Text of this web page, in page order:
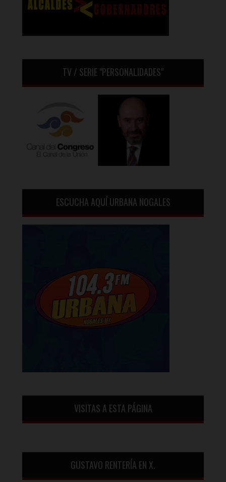
TV / SERIE "PERSONALIDADES"
ESCUCHA AQUÍ URBANA NOGALES
VISITAS A ESTA PÁGINA
GUSTAVO RENTERÍA EN X.